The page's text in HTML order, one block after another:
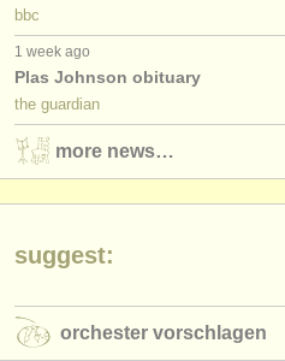
bbc
1 week ago
Plas Johnson obituary
the guardian
more news…
suggest:
orchester vorschlagen